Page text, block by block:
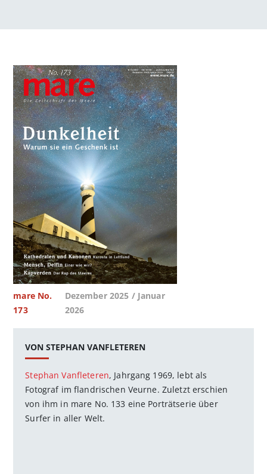
mare No.
173
Dezember 2025 / Januar
2026
VON STEPHAN VANFLETEREN
Stephan Vanfleteren, Jahrgang 1969, lebt als
Fotograf im flandrischen Veurne. Zuletzt erschien
von ihm in mare No. 133 eine Porträtserie über
Surfer in aller Welt.